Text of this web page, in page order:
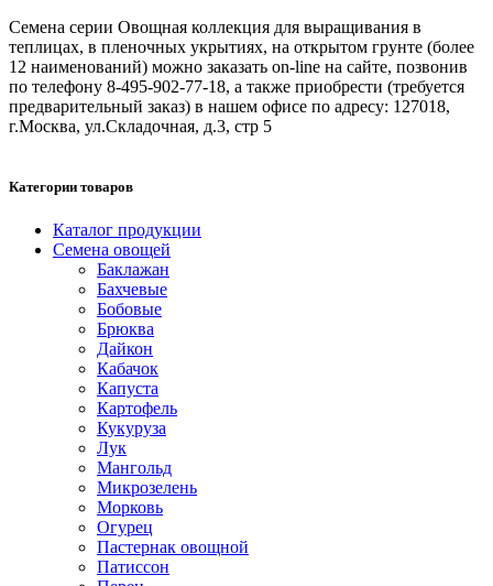
Семена серии Овощная коллекция для выращивания в
теплицах, в пленочных укрытиях, на открытом грунте (более
12 наименований) можно заказать on-line на сайте, позвонив
по телефону 8-495-902-77-18, а также приобрести (требуется
предварительный заказ) в нашем офисе по адресу: 127018,
г.Москва, ул.Складочная, д.3, стр 5
Категории товаров
Каталог продукции
Семена овощей
Баклажан
Бахчевые
Бобовые
Брюква
Дайкон
Кабачок
Капуста
Картофель
Кукуруза
Лук
Мангольд
Микрозелень
Морковь
Огурец
Пастернак овощной
Патиссон